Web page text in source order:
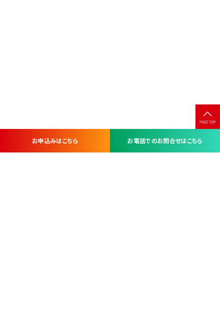
お申込みはこちら お電話でのお問合せはこちら